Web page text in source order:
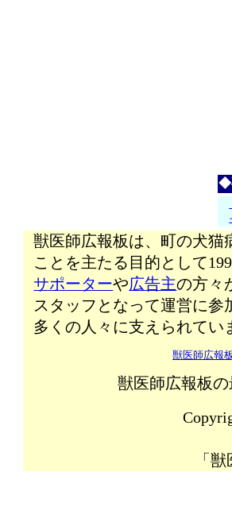
◆
獣医師広報板は、町の犬猫
ことを主たる目的として
サポーターや広告主の方々
スタッフとなって運営に参
多くの人々に支えられてい
獣医師広報
獣医師広報板
「